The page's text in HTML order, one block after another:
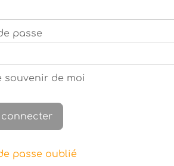
passe
souvenir de moi
passe oublié